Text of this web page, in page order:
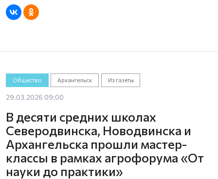
Общество Архангельск Из газеты
29.03.2026 09:00
В десяти средних школах
Северодвинска, Новодвинска и
Архангельска прошли мастер-
классы в рамках агрофорума «От
науки до практики»